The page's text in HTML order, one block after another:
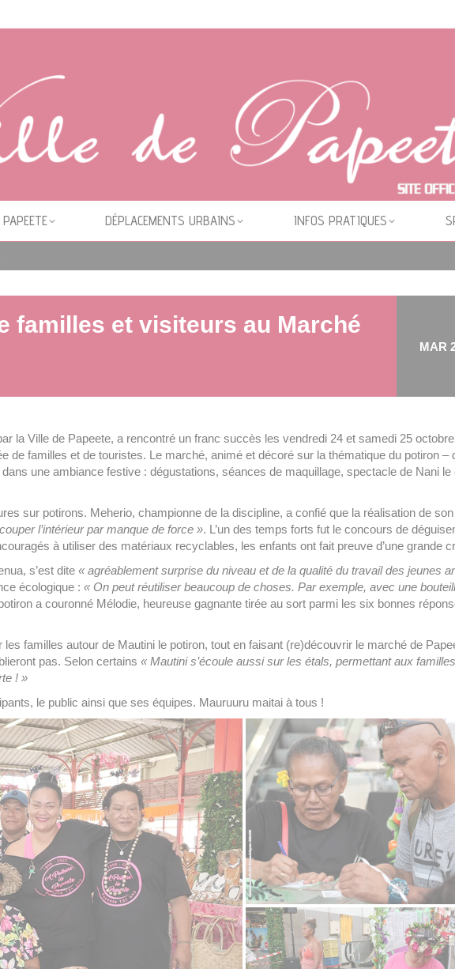
DÉPLACEMENTS URBAINS INFOS PRATIQUES
familles et visiteurs au Marché
MAR
la Ville de Papeete, a rencontré un franc succès les vendredi 24 et samedi 25
de familles et de touristes. Le marché, animé et décoré sur la thématique du potiron –
une ambiance festive : dégustations, séances de maquillage, spectacle de Nani
sur potirons. Meherio, championne de la discipline, a confié que la réalisation de
l’intérieur par manque de force ». L’un des temps forts fut le concours de
à utiliser des matériaux recyclables, les enfants ont fait preuve d’une grande
s’est dite « agréablement surprise du niveau et de la qualité du travail des jeunes
écologique : « On peut réutiliser beaucoup de choses. Par exemple, avec une
a couronné Mélodie, heureuse gagnante tirée au sort parmi les six bonnes
familles autour de Mautini le potiron, tout en faisant (re)découvrir le marché de
pas. Selon certains « Mautini s’écoule aussi sur les étals, permettant aux
! »
le public ainsi que ses équipes. Mauruuru maitai à tous !